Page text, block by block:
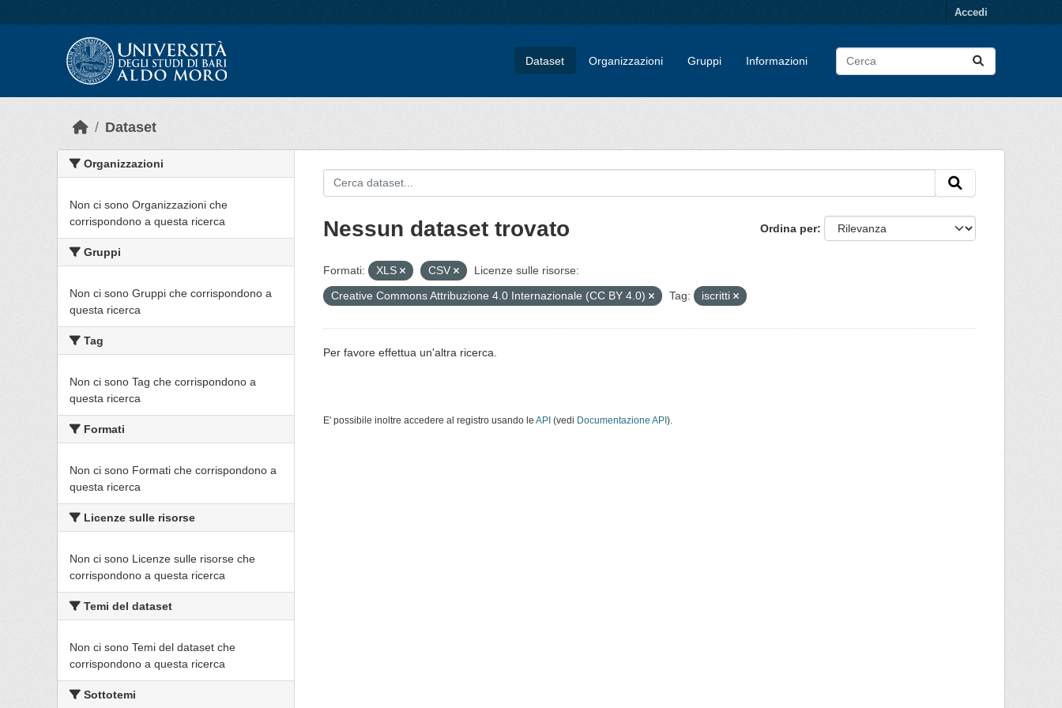
Accedi
Dataset Organizzazioni Gruppi Informazioni
Dataset
Organizzazioni
Non ci sono Organizzazioni che
corrispondono a questa ricerca
Gruppi
Non ci sono Gruppi che corrispondono a
questa ricerca
Tag
Non ci sono Tag che corrispondono a
questa ricerca
Formati
Non ci sono Formati che corrispondono a
questa ricerca
Licenze sulle risorse
Non ci sono Licenze sulle risorse che
corrispondono a questa ricerca
Temi del dataset
Non ci sono Temi del dataset che
corrispondono a questa ricerca
Sottotemi
Ordina per
Nessun dataset trovato
Formati: XLS CSV
Licenze sulle risorse:
Creative Commons Attribuzione 4.0 Internazionale (CC BY 4.0)
Tag: iscritti
Per favore effettua un'altra ricerca.
E' possibile inoltre accedere al registro usando le API (vedi Documentazione API ).